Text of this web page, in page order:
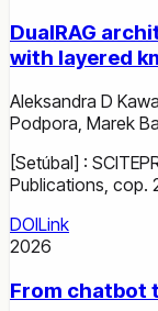
DualRAG
with layered
Aleksandra D
Podpora, Marek
[Setúbal] :
Publications, cop.
DOILink
2026
From chatbot